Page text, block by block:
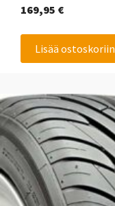
169,95 €
Lisää ostoskoriin